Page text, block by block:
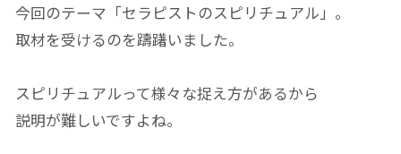
今回のテーマ「セラピストのスピリチュアル」。
取材を受けるのを躊躇いました。
スピリチュアルって様々な捉え方があるから
説明が難しいですよね。